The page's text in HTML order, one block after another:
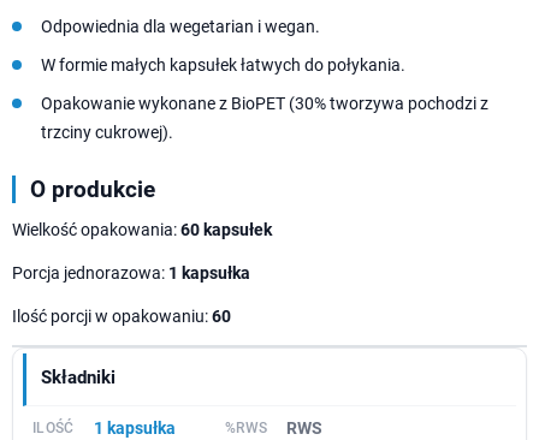
Odpowiednia dla wegetarian i wegan.
W formie małych kapsułek łatwych do połykania.
Opakowanie wykonane z BioPET (30% tworzywa pochodzi z
trzciny cukrowej).
O produkcie
Wielkość opakowania:60 kapsułek
Porcja jednorazowa: 1 kapsułka
Ilość porcji w opakowaniu:60
Składniki
1 kapsułka RWS